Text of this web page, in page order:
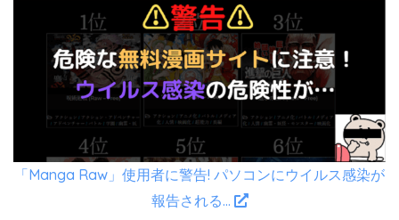
「Manga Raw」使用者に警告! パソコンにウイルス感染が
報告される…